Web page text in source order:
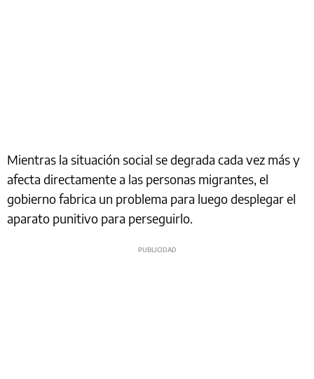
Mientras la situación social se degrada cada vez más y
afecta directamente a las personas migrantes, el
gobierno fabrica un problema para luego desplegar el
aparato punitivo para perseguirlo.